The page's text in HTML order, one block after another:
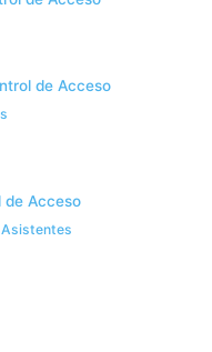
de Acceso
de Acceso
Asistentes